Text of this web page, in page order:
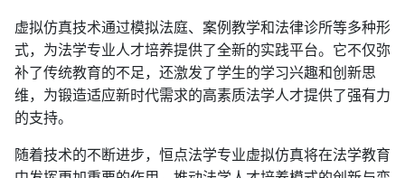
虚拟仿真技术通过模拟法庭、案例教学和法律诊所等多种形
式，为法学专业人才培养提供了全新的实践平台。它不仅弥
补了传统教育的不足，还激发了学生的学习兴趣和创新思
维，为锻造适应新时代需求的高素质法学人才提供了强有力
的支持。
随着技术的不断进步，恒点法学专业虚拟仿真将在法学教育